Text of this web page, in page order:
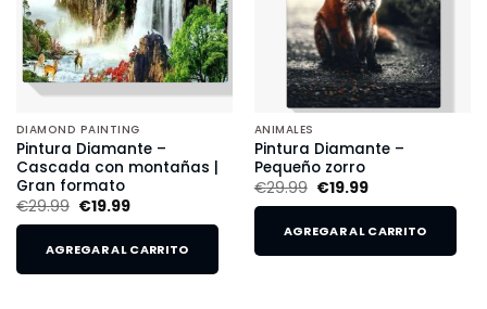
DIAMOND PAINTING
Pintura Diamante –
Cascada con montañas |
Gran formato
€29.99 €19.99
AGREGAR AL CARRITO
ANIMALES
Pintura Diamante –
Pequeño zorro
€29.99 €19.99
AGREGAR AL CARRITO